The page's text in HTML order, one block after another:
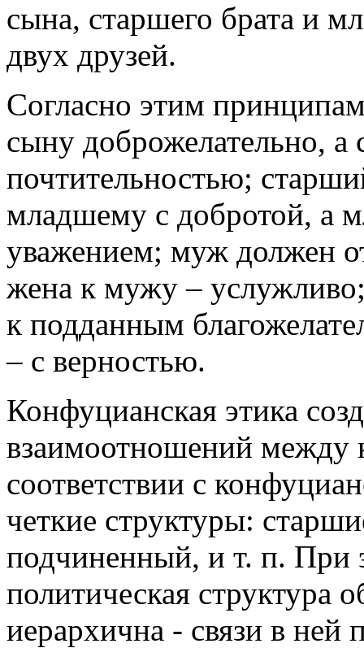
сына, старшего брата и
двух дру­зей.
Согласно этим
сыну доброжела­тельно,
почтительно­стью;
млад­шему с добротой, а
уважением; муж должен
жена к мужу –
к поддан­ным
– с верно­стью.
Конфуцианская этика
взаимоотношений между
соответствии с
четкие струк­туры:
подчиненный, и т. п. При
политическая структура
иерархична - связи в ней